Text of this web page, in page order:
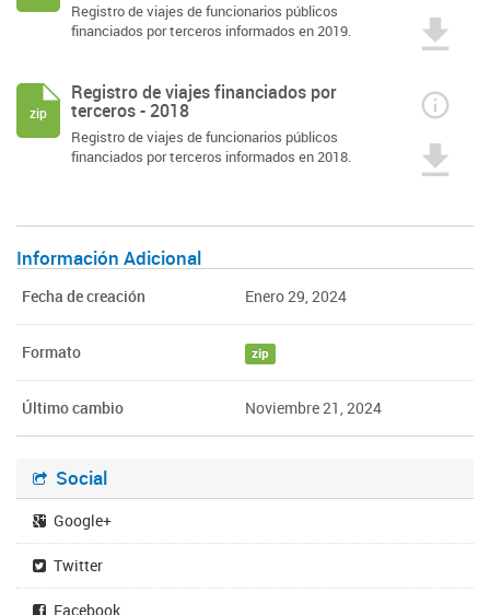
Registro de viajes de funcionarios públicos
financiados por terceros informados en 2019.
Registro de viajes financiados por
terceros - 2018
Registro de viajes de funcionarios públicos
financiados por terceros informados en 2018.
zip
Información Adicional
Fecha de creación Enero 29, 2024
Formato zip
Último cambio Noviembre 21, 2024
Social
Google+
Twitter
Facebook